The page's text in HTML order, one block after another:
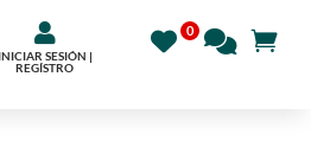

INICIAR SESIÓN |
REGÍSTRO